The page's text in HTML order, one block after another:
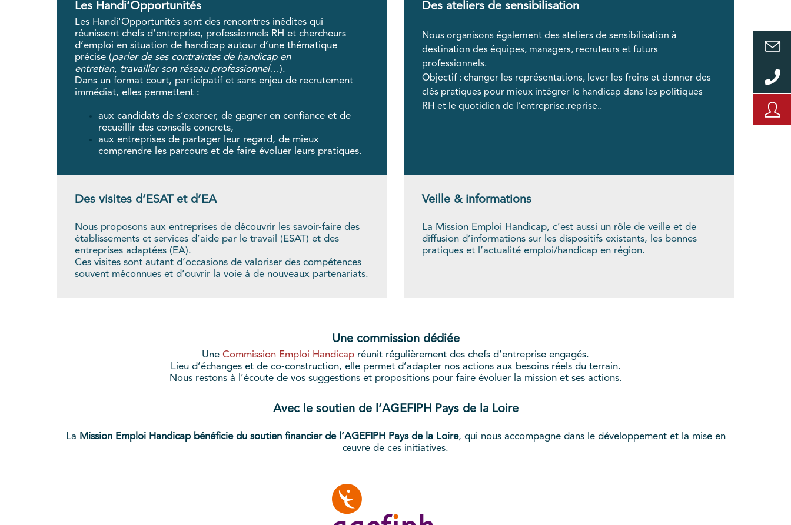
Les Handi’Opportunités
Les Handi'Opportunités sont des rencontres inédites qui
réunissent chefs d’entreprise, professionnels RH et chercheurs
d’emploi en situation de handicap autour d’une thématique
précise (parler de ses contraintes de handicap en
entretien, travailler son réseau professionnel…).
Dans un format court, participatif et sans enjeu de recrutement
immédiat, elles permettent :
aux candidats de s’exercer, de gagner en confiance et de
recueillir des conseils concrets,
aux entreprises de partager leur regard, de mieux
comprendre les parcours et de faire évoluer leurs pratiques.
Des ateliers de sensibilisation
Nous organisons également des ateliers de sensibilisation à
destination des équipes, managers, recruteurs et futurs
professionnels.
Objectif : changer les représentations, lever les freins et donner des
clés pratiques pour mieux intégrer le handicap dans les politiques
RH et le quotidien de l’entreprise.reprise..
Des visites d’ESAT et d’EA
Nous proposons aux entreprises de découvrir les savoir-faire des
établissements et services d’aide par le travail (ESAT) et des
entreprises adaptées (EA).
Ces visites sont autant d’occasions de valoriser des compétences
souvent méconnues et d’ouvrir la voie à de nouveaux partenariats.
Veille & informations
La Mission Emploi Handicap, c’est aussi un rôle de veille et de
diffusion d’informations sur les dispositifs existants, les bonnes
pratiques et l’actualité emploi/handicap en région.
Une commission dédiée
Une Commission Emploi Handicap réunit régulièrement des chefs d’entreprise engagés.
Lieu d’échanges et de co-construction, elle permet d’adapter nos actions aux besoins réels du terrain.
Nous restons à l’écoute de vos suggestions et propositions pour faire évoluer la mission et ses actions.
Avec le soutien de l’AGEFIPH Pays de la Loire
La Mission Emploi Handicap bénéficie du soutien financier de l’AGEFIPH Pays de la Loire, qui nous accompagne dans le développement et la mise en
œuvre de ces initiatives.